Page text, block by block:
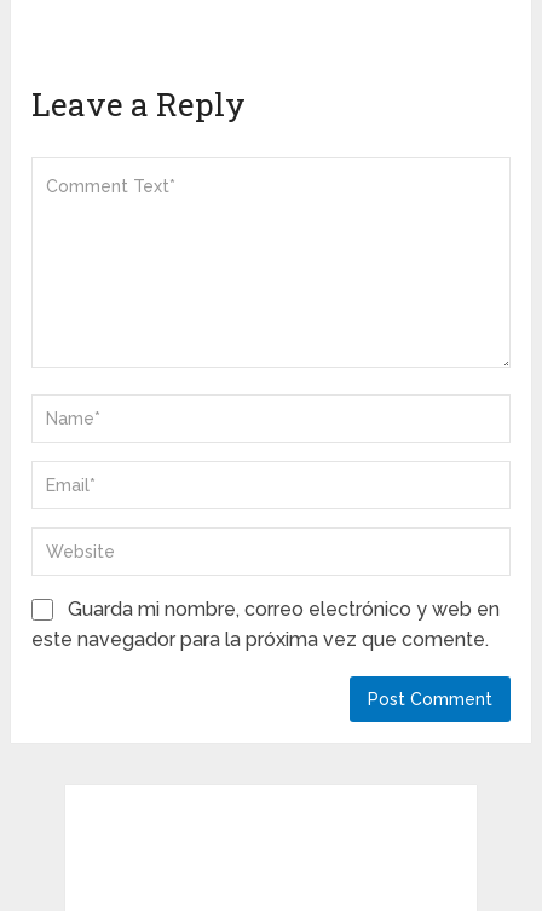
Leave a Reply
Guarda mi nombre, correo electrónico y web en
este navegador para la próxima vez que comente.